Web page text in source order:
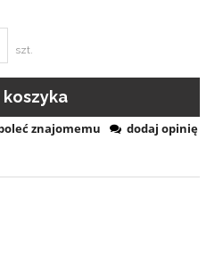
szt.
koszyka
znajomemu
dodaj opinię